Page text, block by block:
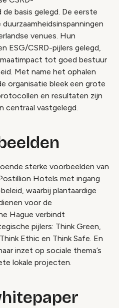
basis gelegd. De eerste
venues. Hun
ESG/CSRD-pijlers gelegd,
tot goed bestuur
Met name het ophalen
organisatie bleek een grote
en resultaten zijn
centraal vastgelegd.
sterke voorbeelden van
Hotels met ingang
waarbij plantaardige
voor de
Hague verbindt
pijlers: Think Green,
Ethic en Think Safe. En
inzet op sociale thema’s
lokale projecten.